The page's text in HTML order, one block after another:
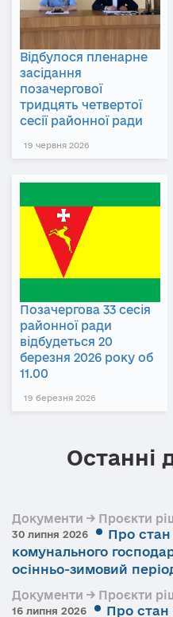
Відбулося пленарне
засідання
позачергової
тридцять четвертої
сесії районної ради
19 червня 2026
Позачергова 33 сесія
районної ради
відбудеться 20
березня 2026 року об
11.00
19 березня 2026
Останні
Документи → Проєкти
30 липня 2026
Про стан
комунального
осінньо-зимовий
Документи → Проєкти
16 липня 2026 Про стан